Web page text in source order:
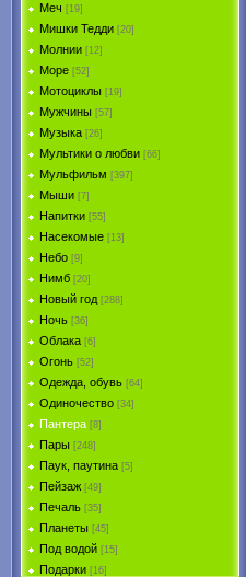
Меч [19]
Мишки Тедди [20]
Молнии [12]
Море [52]
Мотоциклы [19]
Мужчины [57]
Музыка [26]
Мультики о любви [66]
Мульфильм [397]
Мыши [7]
Напитки [55]
Насекомые [13]
Небо [9]
Нимб [20]
Новый год [288]
Ночь [36]
Облака [6]
Огонь [52]
Одежда, обувь [64]
Одиночество [34]
Пантера [8]
Пары [248]
Паук, паутина [5]
Пейзаж [49]
Печаль [35]
Планеты [45]
Под водой [15]
Подарки [16]